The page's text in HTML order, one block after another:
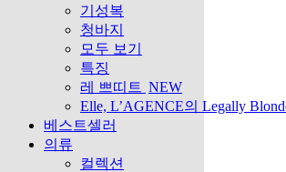
기성복
청바지
모두 보기
특징
레 쁘띠트 NEW
Elle, L’AGENCE의 Legally
베스트셀러
의류
컬렉션